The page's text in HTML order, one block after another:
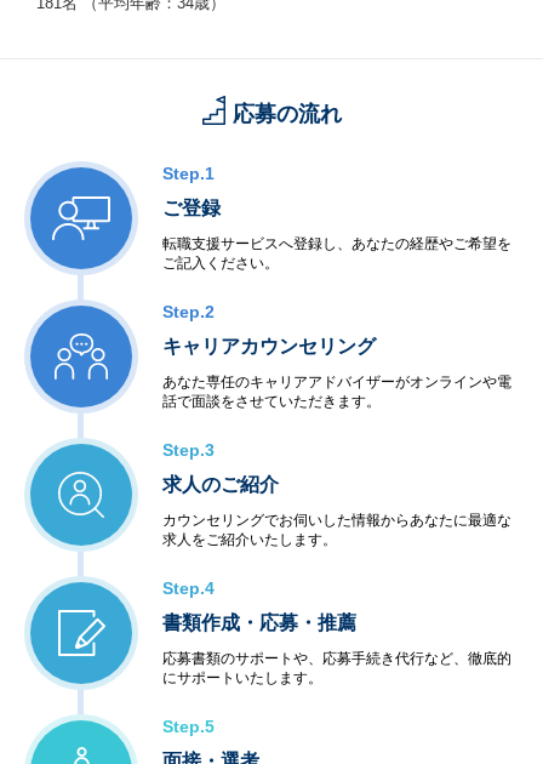
応募の流れ
Step.1
ご登録
転職支援サービスへ登録し、あなたの経歴やご希望を
ご記入ください。
Step.2
キャリアカウンセリング
あなた専任のキャリアアドバイザーがオンラインや電
話で面談をさせていただきます。
Step.3
求人のご紹介
カウンセリングでお伺いした情報からあなたに最適な
求人をご紹介いたします。
Step.4
書類作成・応募・推薦
応募書類のサポートや、応募手続き代行など、徹底的
にサポートいたします。
Step.5